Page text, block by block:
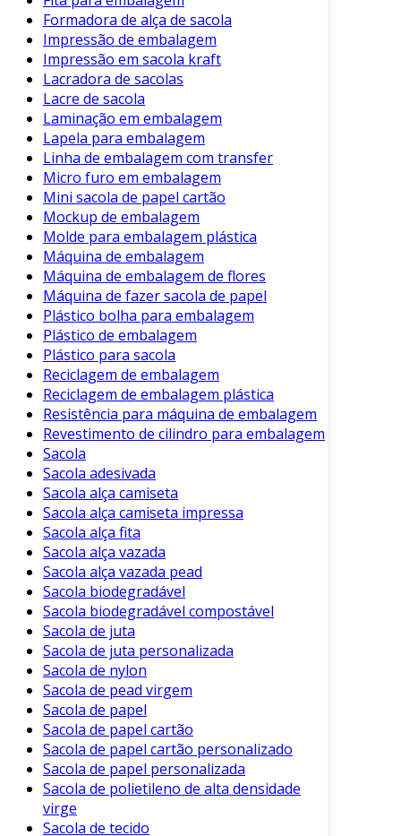
Formadora de alça de sacola
Impressão de embalagem
Impressão em sacola kraft
Lacradora de sacolas
Lacre de sacola
Laminação em embalagem
Lapela para embalagem
Linha de embalagem com transfer
Micro furo em embalagem
Mini sacola de papel cartão
Mockup de embalagem
Molde para embalagem plástica
Máquina de embalagem
Máquina de embalagem de flores
Máquina de fazer sacola de papel
Plástico bolha para embalagem
Plástico de embalagem
Plástico para sacola
Reciclagem de embalagem
Reciclagem de embalagem plástica
Resistência para máquina de embalagem
Revestimento de cilindro para embalagem
Sacola
Sacola adesivada
Sacola alça camiseta
Sacola alça camiseta impressa
Sacola alça fita
Sacola alça vazada
Sacola alça vazada pead
Sacola biodegradável
Sacola biodegradável compostável
Sacola de juta
Sacola de juta personalizada
Sacola de nylon
Sacola de pead virgem
Sacola de papel
Sacola de papel cartão
Sacola de papel cartão personalizado
Sacola de papel personalizada
Sacola de polietileno de alta densidade
virge
Sacola de tecido